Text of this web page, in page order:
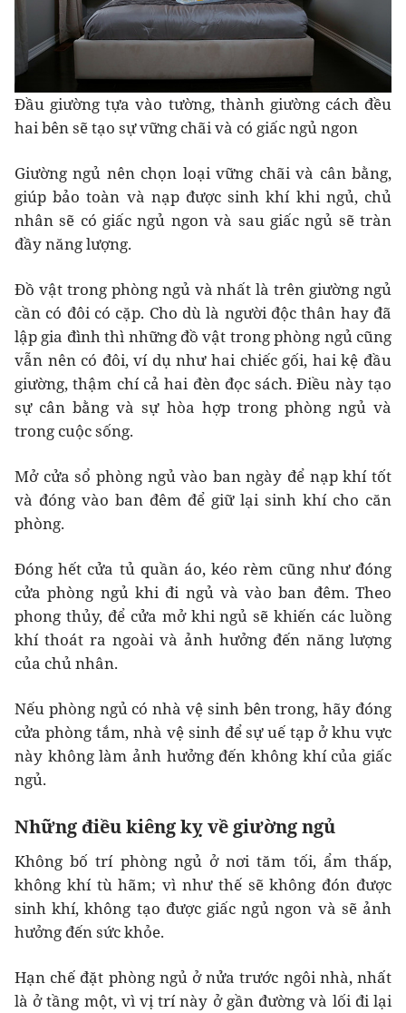
Đầu giường tựa vào tường, thành giường cách đều
hai bên sẽ tạo sự vững chãi và có giấc ngủ ngon
Giường ngủ nên chọn loại vững chãi và cân bằng,
giúp bảo toàn và nạp được sinh khí khi ngủ, chủ
nhân sẽ có giấc ngủ ngon và sau giấc ngủ sẽ tràn
đầy năng lượng.
Đồ vật trong phòng ngủ và nhất là trên giường ngủ
cần có đôi có cặp. Cho dù là người độc thân hay đã
lập gia đình thì những đồ vật trong phòng ngủ cũng
vẫn nên có đôi, ví dụ như hai chiếc gối, hai kệ đầu
giường, thậm chí cả hai đèn đọc sách. Điều này tạo
sự cân bằng và sự hòa hợp trong phòng ngủ và
trong cuộc sống.
Mở cửa sổ phòng ngủ vào ban ngày để nạp khí tốt
và đóng vào ban đêm để giữ lại sinh khí cho căn
phòng.
Đóng hết cửa tủ quần áo, kéo rèm cũng như đóng
cửa phòng ngủ khi đi ngủ và vào ban đêm. Theo
phong thủy, để cửa mở khi ngủ sẽ khiến các luồng
khí thoát ra ngoài và ảnh hưởng đến năng lượng
của chủ nhân.
Nếu phòng ngủ có nhà vệ sinh bên trong, hãy đóng
cửa phòng tắm, nhà vệ sinh để sự uế tạp ở khu vực
này không làm ảnh hưởng đến không khí của giấc
ngủ.
Những điều kiêng kỵ về giường ngủ
Không bố trí phòng ngủ ở nơi tăm tối, ẩm thấp,
không khí tù hãm; vì như thế sẽ không đón được
sinh khí, không tạo được giấc ngủ ngon và sẽ ảnh
hưởng đến sức khỏe.
Hạn chế đặt phòng ngủ ở nửa trước ngôi nhà, nhất
là ở tầng một, vì vị trí này ở gần đường và lối đi lại